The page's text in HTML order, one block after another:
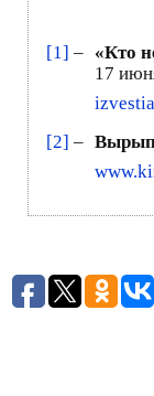
[1] – «Кто
17
[2] –